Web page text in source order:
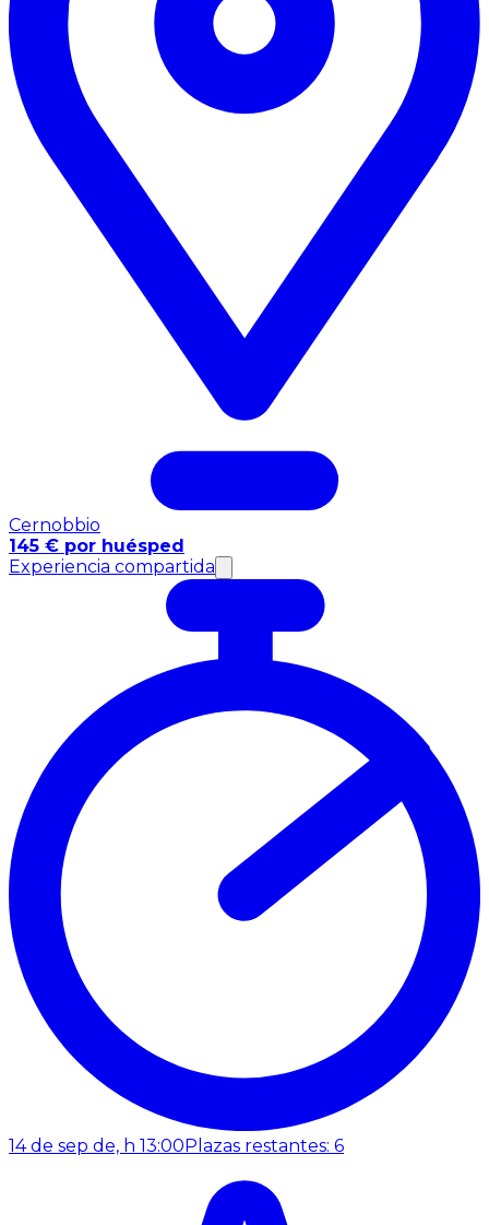
Cernobbio
145 € por huésped
Experiencia compartida
14 de sep de, h 13:00Plazas restantes: 6